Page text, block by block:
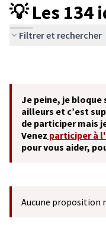
💡 Les 134
Filtrer et rechercher
Je peine, je bloque
ailleurs et c’est
de participer mais
Venez participer à
pour vous aider,
Aucune proposition